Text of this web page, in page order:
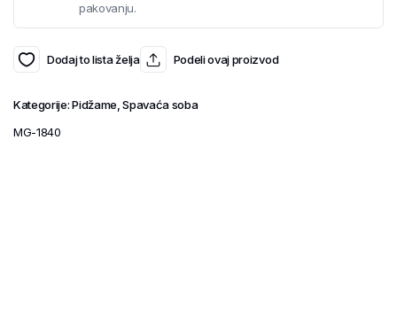
pakovanju.
Dodaj to lista želja Podeli ovaj proizvod
Kategorije:Pidžame ,Spavaća soba
MG-1840